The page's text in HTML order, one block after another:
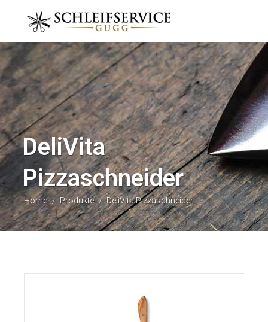
DeliVita
Pizzaschneider
Home / Produkte / DeliVita Pizzaschneider